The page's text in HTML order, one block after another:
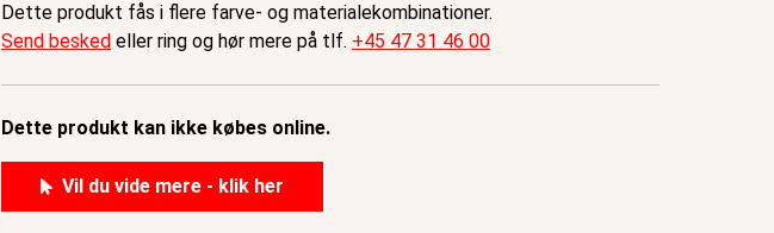
Dette produkt fås i flere farve- og materialekombinationer.
Send besked eller ring og hør mere på tlf. +45 47 31 46 00
Dette produkt kan ikke købes online.
Vil du vide mere - klik her